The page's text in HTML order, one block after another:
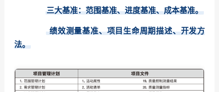
三大基准：范围基准、进度基准、成本基准。
绩效测量基准、项目生命周期描述、开发方
法。